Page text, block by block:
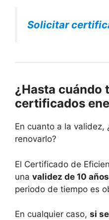
Solicitar
¿Hasta cuándo
certificados
En cuanto a la validez,
renovarlo?
El Certificado de
una validez de 10 años
periodo de tiempo es
En cualquier caso, si